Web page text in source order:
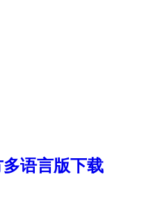
多语言版下载